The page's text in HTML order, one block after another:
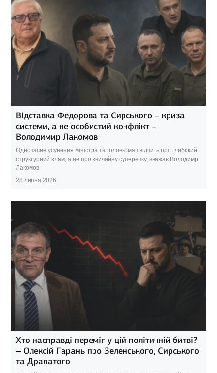
Відставка Федорова та Сирського – криза
системи, а не особистий конфлікт –
Володимир Лакомов
Одночасне усунення міністра та головкома свідчить про глибокий
структурний злам, а не про звичайну суперечку, вважає Володимр
Лакомов
28 липня 2026
Хто насправді переміг у цій політичній битві?
– Олексій Гарань про Зеленського, Сирського
та Драпатого